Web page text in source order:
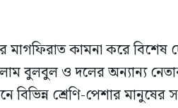
মাগফিরাত কামনা করে
বুলবুল ও দলের অন্যান্য
বিভিন্ন শ্রেণি-পেশার মানুষের